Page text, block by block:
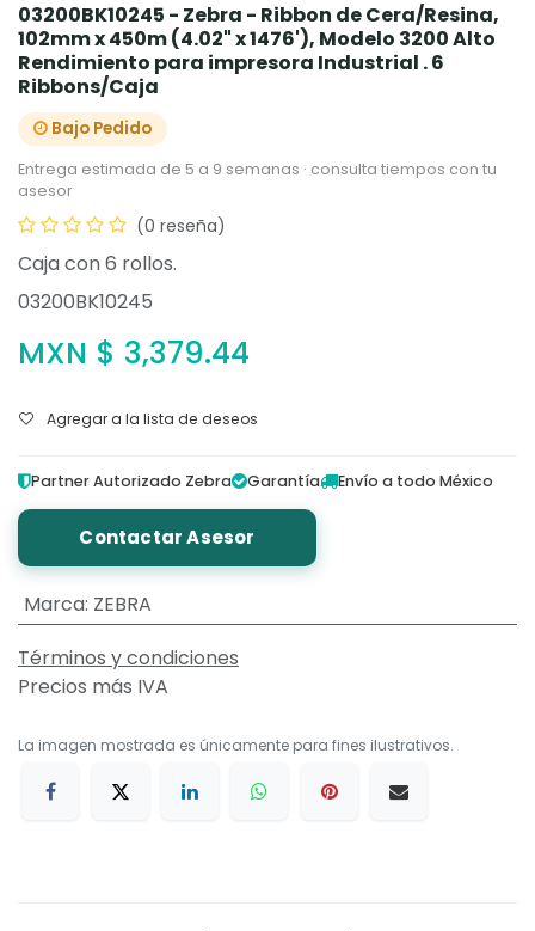
03200BK10245 - Zebra - Ribbon de Cera/Resina,
102mm x 450m (4.02" x 1476'), Modelo 3200 Alto
Rendimiento para impresora Industrial . 6
Ribbons/Caja
Bajo Pedido
Entrega estimada de 5 a 9 semanas · consulta tiempos con tu
asesor
(0 reseña)
Caja con 6 rollos.
03200BK10245
MXN $ 3,379.44
Agregar a la lista de deseos
Partner Autorizado Zebra Garantía Envío a todo México
Contactar Asesor
Marca: ZEBRA
Términos y condiciones
Precios más IVA
La imagen mostrada es únicamente para fines ilustrativos.